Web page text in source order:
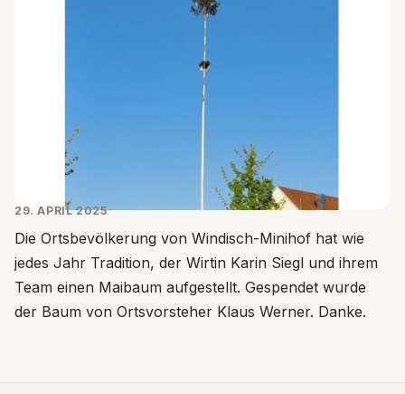
29. APRIL 2025
Die Ortsbevölkerung von Windisch-Minihof hat wie
jedes Jahr Tradition, der Wirtin Karin Siegl und ihrem
Team einen Maibaum aufgestellt. Gespendet wurde
der Baum von Ortsvorsteher Klaus Werner. Danke.